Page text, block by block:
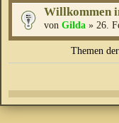
Willkommen
von Gilda » 26.
Themen